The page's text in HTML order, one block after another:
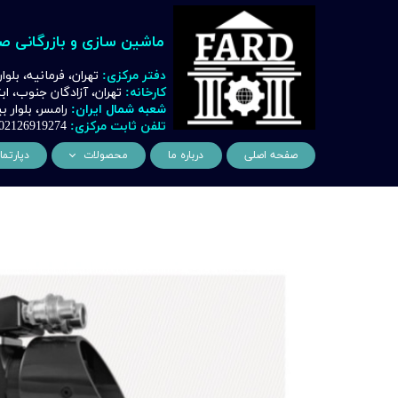
دفتر مرکزی: تهران، فرمانیه،
کارخانه: تهران، آزادگان
شعبه شمال ایران: رامسر،
تلفن ثابت مرکزی:
ماشین سازی و بازرگانی
صفحه اصلی درباره ما محصولات
ماشین آلات و تجهیزات
ماشین آلات و تجهیزات
ماشین آلات و تجهیزات
ماشین آلات و تجهیزات